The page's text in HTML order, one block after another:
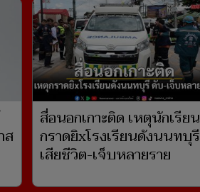
ส
สื่อนอกเกาะติด เหตุนักเรียน
กราดยิxโรงเรียนดังนนทบุรี
เสียชีวิต-เจ็บหลายราย